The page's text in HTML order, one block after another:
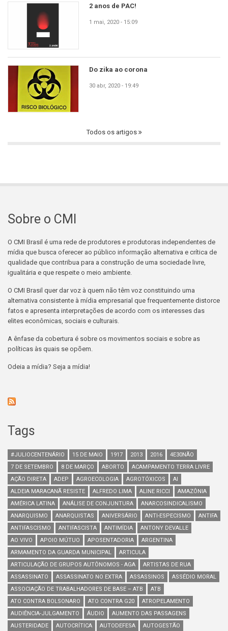
2 anos de PAC!
1 mai, 2020 - 15:09
Do zika ao corona
30 abr, 2020 - 19:49
Todos os artigos
Sobre o CMI
O CMI Brasil é uma rede de produtores e produtoras independentes de
mídia que busca oferecer ao público informação alternativa e crítica de
qualidade que contribua para a construção de uma sociedade livre,
igualitária e que respeite o meio ambiente.
O CMI Brasil quer dar voz à quem não têm voz constituindo uma
alternativa consistente à mídia empresarial que frequentemente distorce
fatos e apresenta interpretações de acordo com os interesses das
elites econômicas, sociais e culturais.
A ênfase da cobertura é sobre os movimentos sociais e sobre as
políticas às quais se opõem.
Odeia a mídia? Seja a mídia!
Tags
#JULIOCENTENÁRIO 15 DE MAIO 1917 2013 2016
4E30NÃO
7 DE SETEMBRO
8 DE MARÇO ABORTO
ACAMPAMENTO TERRA LIVRE
AÇÃO DIRETA
ADEP AGROECOLOGIA AGROTÓXICOS
AI
ALDEIA MARACANÃ RESISTE
ALFREDO LIMA ALINE RICCI
AMAZÔNIA
AMÉRICA LATINA
ANÁLISE DE CONJUNTURA
ANARCOSINDICALISMO
ANARQUISMO
ANARQUISTAS ANIVERSÁRIO ANTI-ESPECISMO
ANTIFA
ANTIFASCISMO
ANTIFASCISTA ANTIMÍDIA
ANTONY DEVALLE
AO VIVO
APOIO MÚTUO APOSENTADORIA
ARGENTINA
ARMAMENTO DA GUARDA MUNICIPAL
ARTICULA
ARTICULAÇÃO DE GRUPOS AUTÔNOMOS - AGA
ARTISTAS DE RUA
ASSASSINATO
ASSASSINATO NO EXTRA ASSASSINOS
ASSÉDIO MORAL
ASSOCIAÇÃO DE TRABALHADORES DE BASE – ATB
ATB
ATO CONTRA BOLSONARO
ATO CONTRA G20
ATROPELAMENTO
AUDIÊNCIA-JULGAMENTO
ÁUDIO
AUMENTO DAS PASSAGENS
AUSTERIDADE
AUTOCRÍTICA AUTODEFESA AUTOGESTÃO